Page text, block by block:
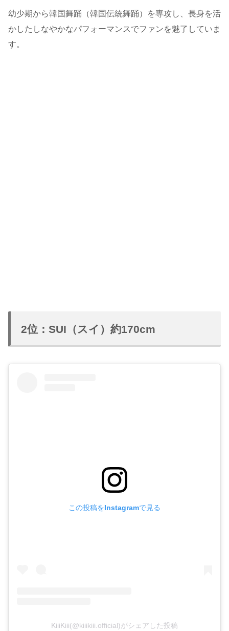
幼少期から韓国舞踊（韓国伝統舞踊）を専攻し、長身を活
かしたしなやかなパフォーマンスでファンを魅了していま
す。
2位：SUI（スイ）約170cm
この投稿をInstagramで見る
KiiiKiii(@kiiikiii.official)がシェアした投稿